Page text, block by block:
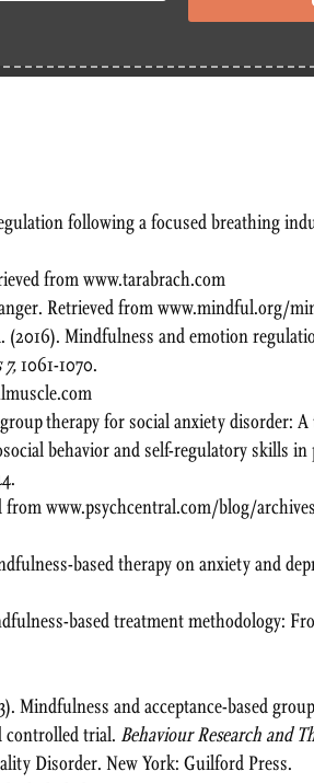
following a focused breathing
from www.tarabrach.com
Retrieved from www.mindful.org/
(2016). Mindfulness and emotion
1061-1070.
therapy for social anxiety disorder:
behavior and self-regulatory skills
from www.psychcentral.com/blog/
based therapy on anxiety and
based treatment methodology:
Mindfulness and acceptance-based
controlled trial. Behaviour Research and
Disorder. New York: Guilford Press.